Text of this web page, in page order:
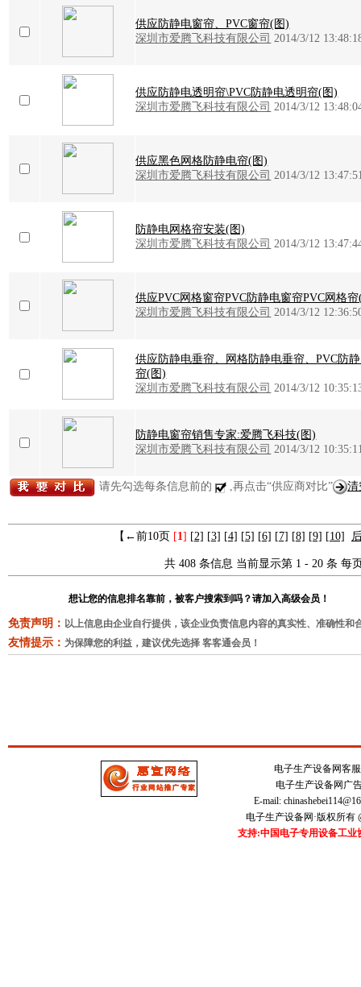
供应防静电窗帘、PVC窗帘(图)
深圳市爱腾飞科技有限公司
2014/3/12
供应防静电透明帘\PVC防静电透明帘(图)
深圳市爱腾飞科技有限公司 2014/3/12
供应黑色网格防静电帘(图)
深圳市爱腾飞科技有限公司
2014/3/12
防静电网格帘安装(图)
深圳市爱腾飞科技有限公司 2014/3/12
供应PVC网格窗帘PVC防静电窗帘PVC网格
深圳市爱腾飞科技有限公司
2014/3/12
供应防静电垂帘、网格防静电垂帘、PVC防
帘(图)
深圳市爱腾飞科技有限公司 2014/3/12
防静电窗帘销售专家:爱腾飞科技(图)
深圳市爱腾飞科技有限公司
2014/3/12
请先勾选每条信息前的 ,再点击“供应商对比” 清
【←前10页 [1] [2] [3] [4] [5] [6] [7] [8] [9] [10]
共 408 条信息 当前显示第 1 - 20 条 每
想让您的信息排名靠前，被客户搜索到吗？请加入高级会员！
免责声明：
友情提示：
以上信息由企业自行提供，该企业负责信息内容的真实性、准确性
为保障您的利益，建议优先选择 客客通会员！
电子生产设备网客
电子生产设备网广
E-mail:
电子生产设备网·版权所有
支持:中国电子专用设备工业